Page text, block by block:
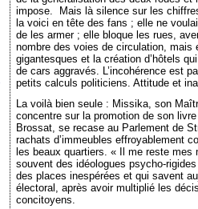
impose. Mais là silence sur les
la voici en tête des fans ; elle ne
de les armer ; elle bloque les rues,
nombre des voies de circulation,
gigantesques et la création d’hôtels
de cars aggravés. L’incohérence est
petits calculs politiciens. Attitude et
La voilà bien seule : Missika, son
concentre sur la promotion de son
Brossat, se recase au Parlement de
rachats d’immeubles effroyablement
les beaux quartiers. « Il me reste
souvent des idéologues psycho-
des places inespérées et qui savent
électoral, après avoir multiplié les
concitoyens.